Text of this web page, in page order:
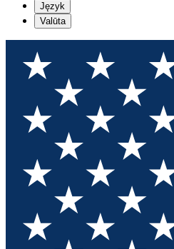
Język
Valūta